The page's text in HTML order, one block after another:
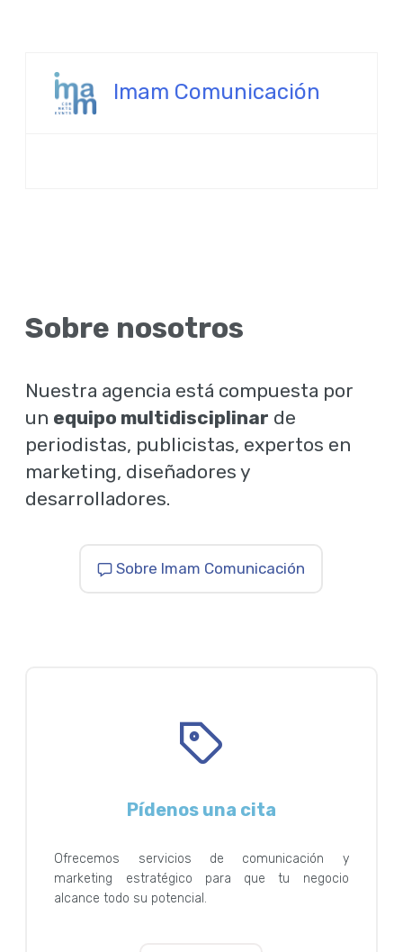
Imam Comunicación
Sobre nosotros
Nuestra agencia está compuesta por
un equipo multidisciplinar de
periodistas, publicistas, expertos en
marketing, diseñadores y
desarrolladores.
Sobre Imam Comunicación
Pídenos una cita
Ofrecemos servicios de comunicación y
marketing estratégico para que tu negocio
alcance todo su potencial.